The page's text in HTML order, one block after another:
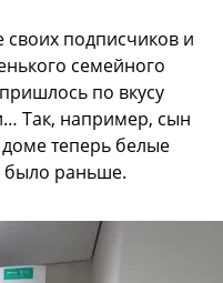
подписчиков и
семейного
по вкусу
Так, например, сын
доме теперь белые
было раньше.